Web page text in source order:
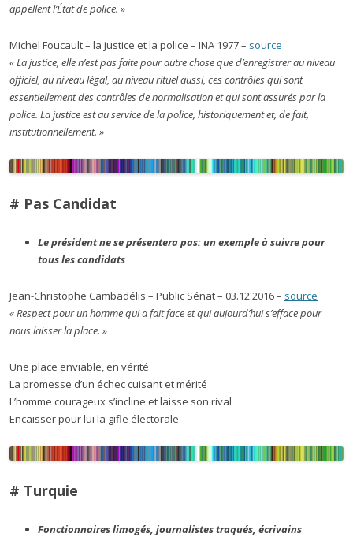
appellent l’État de police. »
Michel Foucault – la justice et la police – INA 1977 – source
« La justice, elle n’est pas faite pour autre chose que d’enregistrer au niveau
officiel, au niveau légal, au niveau rituel aussi, ces contrôles qui sont
essentiellement des contrôles de normalisation et qui sont assurés par la
police. La justice est au service de la police, historiquement et, de fait,
institutionnellement. »
# Pas Candidat
Le président ne se présentera pas: un exemple à suivre pour
tous les candidats
Jean-Christophe Cambadélis – Public Sénat – 03.12.2016 – source
« Respect pour un homme qui a fait face et qui aujourd’hui s’efface pour
nous laisser la place. »
Une place enviable, en vérité
La promesse d’un échec cuisant et mérité
L’homme courageux s’incline et laisse son rival
Encaisser pour lui la gifle électorale
# Turquie
Fonctionnaires limogés, journalistes traqués, écrivains